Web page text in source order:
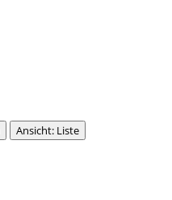
Ansicht: Liste